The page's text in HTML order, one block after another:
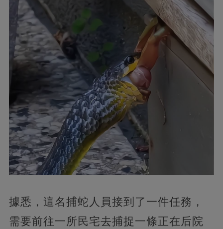
據悉，這名捕蛇人員接到了一件任務，
需要前往一所民宅去捕捉一條正在后院